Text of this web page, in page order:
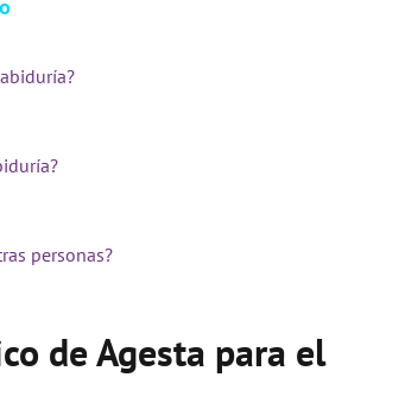
personas?
de Agesta para el